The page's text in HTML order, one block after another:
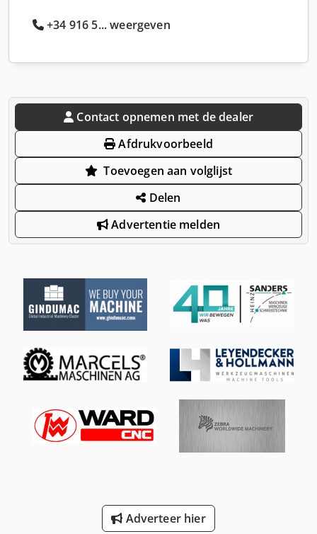
+34 916 5... weergeven
Contact opnemen met de dealer
Afdrukvoorbeeld
Toevoegen aan volglijst
Delen
Advertentie melden
Adverteer hier